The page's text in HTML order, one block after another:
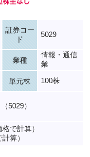
証券コー
ド
5029
業種
情報・通信
業
単元株 100株
（5029）
で計算）
算）